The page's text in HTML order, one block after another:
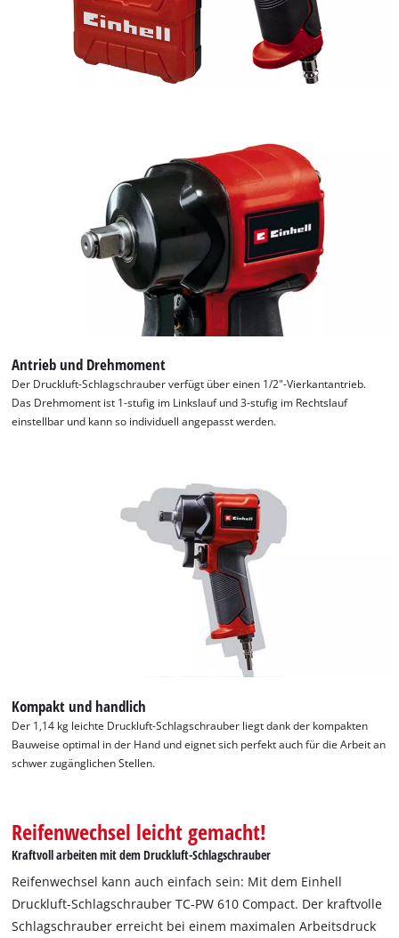
Antrieb und Drehmoment
Der Druckluft-Schlagschrauber verfügt über einen 1/2"-Vierkantantrieb.
Das Drehmoment ist 1-stufig im Linkslauf und 3-stufig im Rechtslauf
einstellbar und kann so individuell angepasst werden.
Kompakt und handlich
Der 1,14 kg leichte Druckluft-Schlagschrauber liegt dank der kompakten
Bauweise optimal in der Hand und eignet sich perfekt auch für die Arbeit an
schwer zugänglichen Stellen.
Reifenwechsel leicht gemacht!
Kraftvoll arbeiten mit dem Druckluft-Schlagschrauber
Reifenwechsel kann auch einfach sein: Mit dem Einhell
Druckluft-Schlagschrauber TC-PW 610 Compact. Der kraftvolle
Schlagschrauber erreicht bei einem maximalen Arbeitsdruck